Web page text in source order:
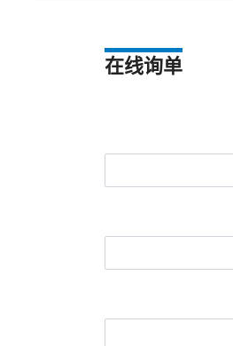
在线询单